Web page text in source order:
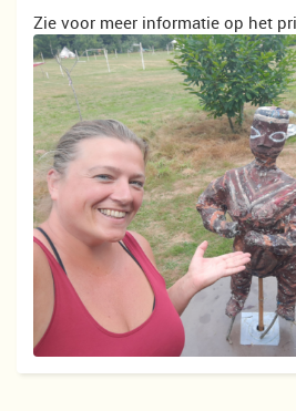
Zie voor meer informatie op het